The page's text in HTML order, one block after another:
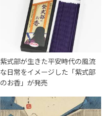
紫式部が生きた平安時代の風流
な日常をイメージした「紫式部
のお香」が発売